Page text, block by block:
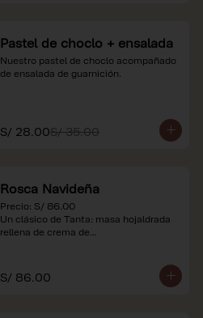
Pastel de choclo + ensalada
Nuestro pastel de choclo acompañado
de ensalada de guarnición.
S/ 28.00S/ 35.00
Rosca Navideña
Precio: S/ 86.00
Un clásico de Tanta: masa hojaldrada
rellena de crema de
*Nuestros precios están expresados en
soles e incluyen impuestos de ley y
S/ 86.00